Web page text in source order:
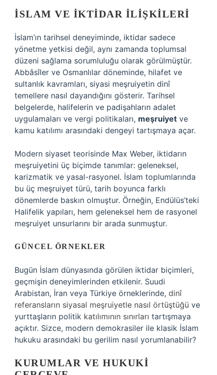
İSLAM VE İKTIDAR İLIŞKILERI
İslam’ın tarihsel deneyiminde, iktidar sadece
yönetme yetkisi değil, aynı zamanda toplumsal
düzeni sağlama sorumluluğu olarak görülmüştür.
Abbâsîler ve Osmanlılar döneminde, hilafet ve
sultanlık kavramları, siyasi meşruiyetin dinî
temellere nasıl dayandığını gösterir. Tarihsel
belgelerde, halifelerin ve padişahların adalet
uygulamaları ve vergi politikaları, meşruiyet ve
kamu katılımı arasındaki dengeyi tartışmaya açar.
Modern siyaset teorisinde Max Weber, iktidarın
meşruiyetini üç biçimde tanımlar: geleneksel,
karizmatik ve yasal-rasyonel. İslam toplumlarında
bu üç meşruiyet türü, tarih boyunca farklı
dönemlerde baskın olmuştur. Örneğin, Endülüs’teki
Halifelik yapıları, hem geleneksel hem de rasyonel
meşruiyet unsurlarını bir arada sunmuştur.
GÜNCEL ÖRNEKLER
Bugün İslam dünyasında görülen iktidar biçimleri,
geçmişin deneyimlerinden etkilenir. Suudi
Arabistan, İran veya Türkiye örneklerinde, dinî
referansların siyasal meşruiyetle nasıl örtüştüğü ve
yurttaşların politik katılımının sınırları tartışmaya
açıktır. Sizce, modern demokrasiler ile klasik İslam
hukuku arasındaki bu gerilim nasıl yorumlanabilir?
KURUMLAR VE HUKUKI